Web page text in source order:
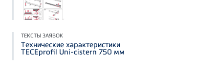
ТЕКСТЫ ЗАЯВОК
Технические характеристики
TECEprofil Uni-cistern 750 мм